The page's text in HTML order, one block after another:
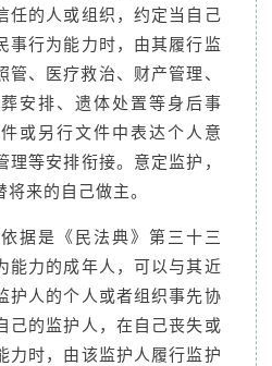
任的人或组织，约定当自己
事行为能力时，由其履行监
、医疗救治、财产管理、
安排、遗体处置等身后事
或另行文件中表达个人意
等安排衔接。意定监护，
来的自己做主。
据是《民法典》第三十三
能力的成年人，可以与其近
护人的个人或者组织事先协
己的监护人，在自己丧失或
力时，由该监护人履行监护